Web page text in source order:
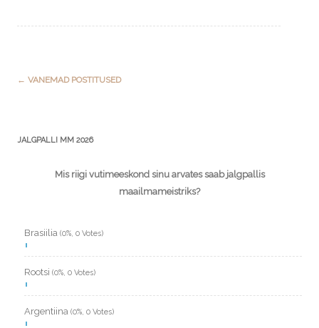
Post
← VANEMAD POSTITUSED
JALGPALLI MM 2026
Mis riigi vutimeeskond sinu arvates saab jalgpallis
maailmameistriks?
Brasiilia (0%, 0 Votes)
Rootsi (0%, 0 Votes)
Argentiina (0%, 0 Votes)